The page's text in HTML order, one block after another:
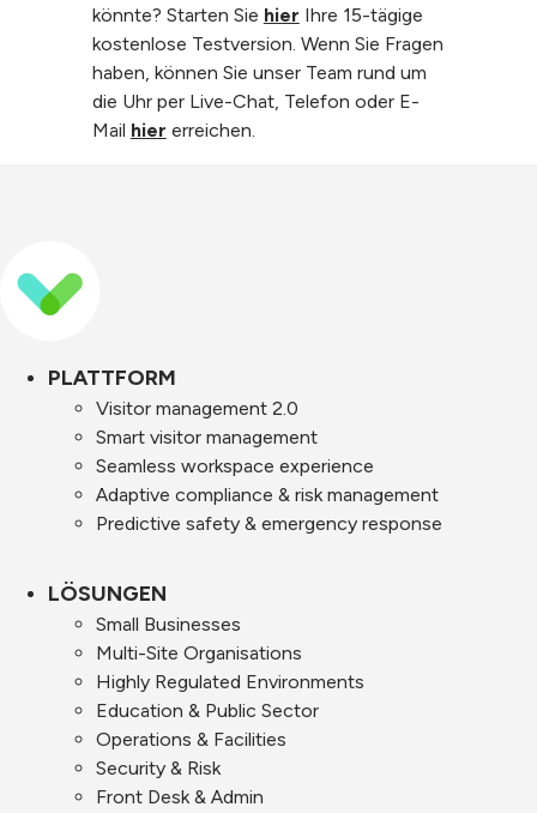
könnte? Starten Sie hier Ihre 15-tägige
kostenlose Testversion. Wenn Sie Fragen
haben, können Sie unser Team rund um
die Uhr per Live-Chat, Telefon oder E-
Mail hier erreichen.
PLATTFORM
Visitor management 2.0
Smart visitor management
Seamless workspace experience
Adaptive compliance & risk management
Predictive safety & emergency response
LÖSUNGEN
Small Businesses
Multi-Site Organisations
Highly Regulated Environments
Education & Public Sector
Operations & Facilities
Security & Risk
Front Desk & Admin